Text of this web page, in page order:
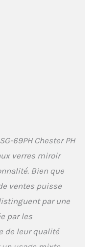
voir tout ce qui
devant vous
distorsion et
la plus large
Design sans
lunettes de
cyclisme pour
femme ont une
cachée à
qui
vos trajets sur
Léger et
: le cadre léger
avec embouts
pendant votre
69PH Chester PH
verres miroir
Bien que
ventes puisse
par une
par les
de leur qualité